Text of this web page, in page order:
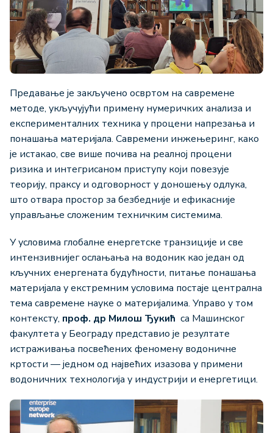
Предавање је закључено освртом на савремене
методе, укључујући примену нумеричких анализа и
експерименталних техника у процени напрезања и
понашања материјала. Савремени инжењеринг, како
је истакао, све више почива на реалној процени
ризика и интегрисаном приступу који повезује
теорију, праксу и одговорност у доношењу одлука,
што отвара простор за безбедније и ефикасније
управљање сложеним техничким системима.
У условима глобалне енергетске транзиције и све
интензивнијег ослањања на водоник као један од
кључних енергената будућности, питање понашања
материјала у екстремним условима постаје централна
тема савремене науке о материјалима. Управо у том
контексту, проф. др Милош Ђукић са Машинског
факултета у Београду представио је резултате
истраживања посвећених феномену водоничне
кртости — једном од највећих изазова у примени
водоничних технологија у индустрији и енергетици.